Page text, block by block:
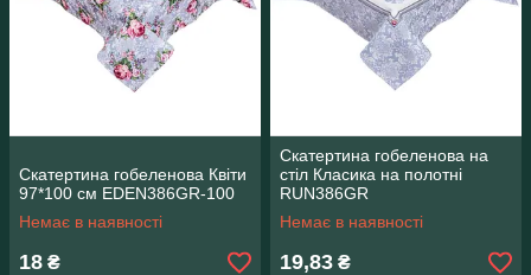
Скатертина гобеленова Квіти
97*100 см EDEN386GR-100
Немає в наявності
18 ₴
Скатертина гобеленова на
стіл Класика на полотні
RUN386GR
Немає в наявності
19,83 ₴